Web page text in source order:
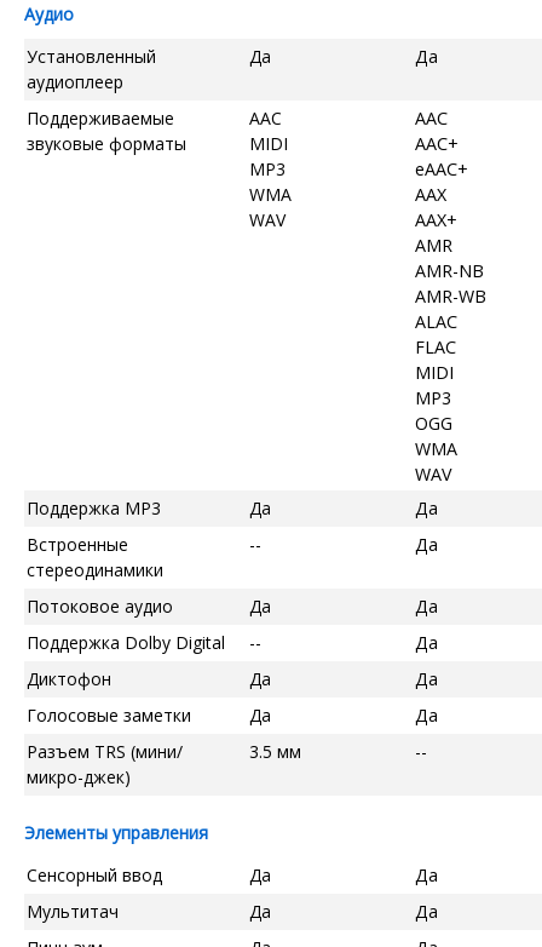
Аудио
Установленный
аудиоплеер
Да Да
Поддерживаемые
звуковые форматы
AAC
MIDI
MP3
WMA
WAV
AAC
AAC+
eAAC+
AAX
AAX+
AMR
AMR-NB
AMR-WB
ALAC
FLAC
MIDI
MP3
OGG
WMA
WAV
Поддержка MP3
Да
Да
Встроенные
стереодинамики
-- Да
Потоковое аудио Да
Да
Поддержка Dolby Digital
--
Да
Диктофон
Да
Да
Голосовые заметки
Да
Да
Разъем TRS (мини/
микро-джек)
3.5 мм --
Элементы управления
Сенсорный ввод
Да
Да
Мультитач
Да
Да